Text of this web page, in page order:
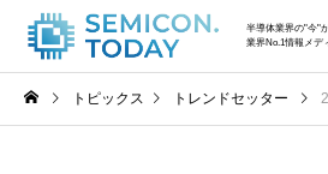
半導体業界の"今"
業界No.1情報メデ
トピックス トレンドセッター